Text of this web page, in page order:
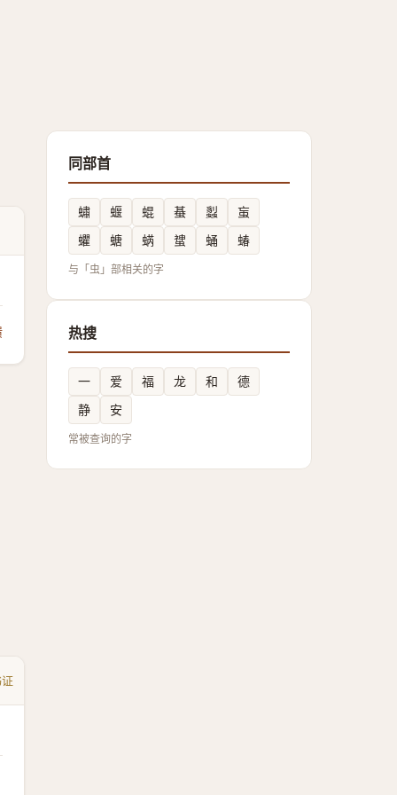
同部首
蟰 蝘 蜫 蜝 蠫
䖟
蠷
螗 蜹 䗝 蛹 蝽
与「虫」部相关的字
热搜
一 爱 福 龙 和
德
静
安
常被查询的字